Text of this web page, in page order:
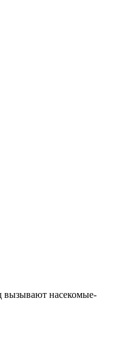
вызывают насекомые-